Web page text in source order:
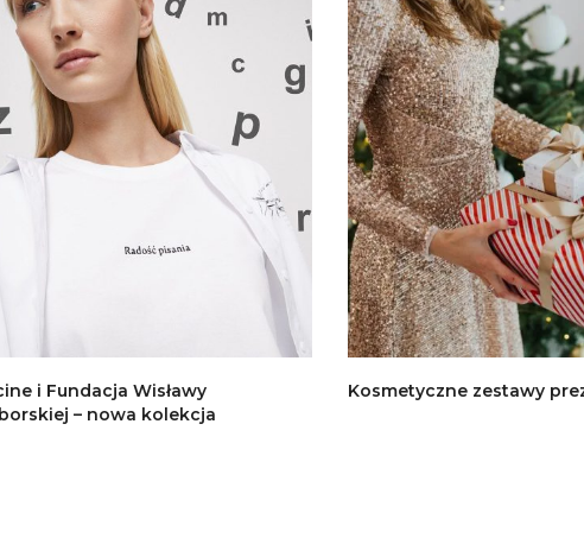
i Fundacja Wisławy
– nowa kolekcja
Kosmetyczne zestawy